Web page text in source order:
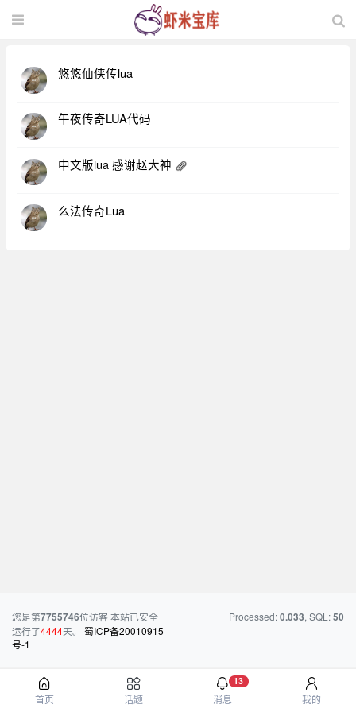
悠悠仙侠传lua
午夜传奇LUA代码
中文版lua 感谢赵大神
么法传奇Lua
您是第7755746位访客 本站已安全
运行了4444天。
蜀ICP备20010915
号-1
Processed:0.033, SQL:50
首页 话题
13
消息 我的